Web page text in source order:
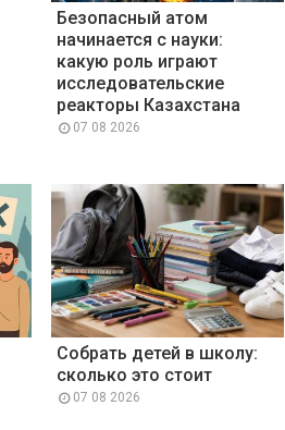
Безопасный атом
начинается с науки:
какую роль играют
исследовательские
реакторы Казахстана
07 08 2026
Собрать детей в школу:
сколько это стоит
07 08 2026